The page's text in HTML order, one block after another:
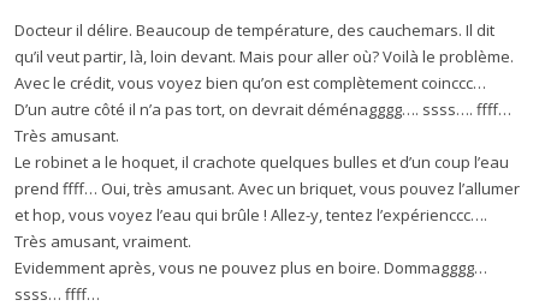
Docteur il délire. Beaucoup de température, des cauchemars. Il dit
qu’il veut partir, là, loin devant. Mais pour aller où? Voilà le problème.
Avec le crédit, vous voyez bien qu’on est complètement coinccc…
D’un autre côté il n’a pas tort, on devrait déménagggg…. ssss…. ffff…
Très amusant.
Le robinet a le hoquet, il crachote quelques bulles et d’un coup l’eau
prend ffff… Oui, très amusant. Avec un briquet, vous pouvez l’allumer
et hop, vous voyez l’eau qui brûle ! Allez-y, tentez l’expérienccc….
Très amusant, vraiment.
Evidemment après, vous ne pouvez plus en boire. Dommagggg…
ssss… ffff…